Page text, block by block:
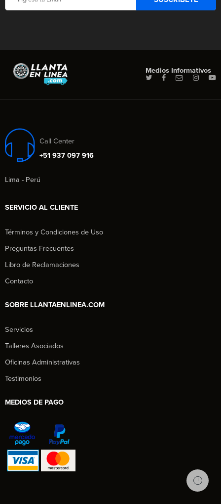
Medios Informativos
Call Center
+51 937 097 916
Lima - Perú
SERVICIO AL CLIENTE
Términos y Condiciones de Uso
Preguntas Frecuentes
Libro de Reclamaciones
Contacto
SOBRE LLANTAENLINEA.COM
Servicios
Talleres Asociados
Oficinas Administrativas
Testimonios
MEDIOS DE PAGO